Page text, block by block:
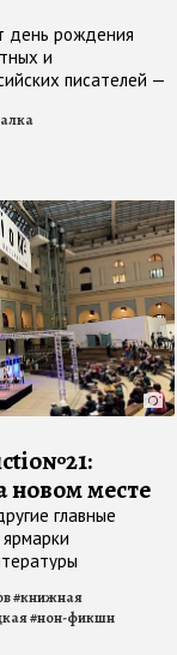
день рождения
и
писателей —
новом месте
главные
#книжная
#нон-фикшн